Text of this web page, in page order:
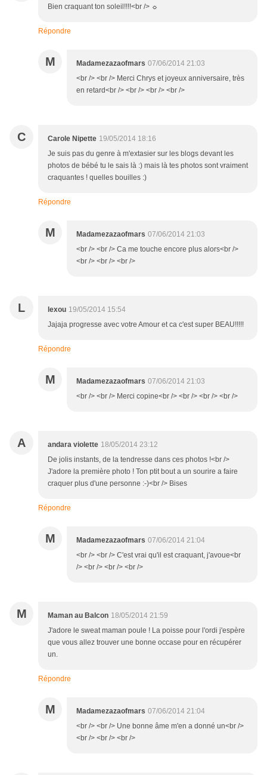
Bien craquant ton soleil!!!!<br /> ☼
Répondre
M Madamezazaofmars 07/06/2014 21:03
<br /> <br /> Merci Chrys et joyeux anniversaire, très
en retard<br /> <br /> <br /> <br />
C Carole Nipette 19/05/2014 18:16
Je suis pas du genre à m'extasier sur les blogs devant les
photos de bébé tu le sais là :) mais là tes photos sont vraiment
craquantes ! quelles bouilles :)
Répondre
M Madamezazaofmars 07/06/2014 21:03
<br /> <br /> Ca me touche encore plus alors<br />
<br /> <br /> <br />
L lexou 19/05/2014 15:54
Jajaja progresse avec votre Amour et ca c'est super BEAU!!!!!
Répondre
M Madamezazaofmars 07/06/2014 21:03
<br /> <br /> Merci copine<br /> <br /> <br /> <br />
A andara violette 18/05/2014 23:12
De jolis instants, de la tendresse dans ces photos !<br />
J'adore la première photo ! Ton ptit bout a un sourire a faire
craquer plus d'une personne :-)<br /> Bises
Répondre
M Madamezazaofmars 07/06/2014 21:04
<br /> <br /> C'est vrai qu'il est craquant, j'avoue<br
/> <br /> <br /> <br />
M Maman au Balcon 18/05/2014 21:59
J'adore le sweat maman poule ! La poisse pour l'ordi j'espère
que vous allez trouver une bonne occase pour en récupérer
un.
Répondre
M Madamezazaofmars 07/06/2014 21:04
<br /> <br /> Une bonne âme m'en a donné un<br />
<br /> <br /> <br />